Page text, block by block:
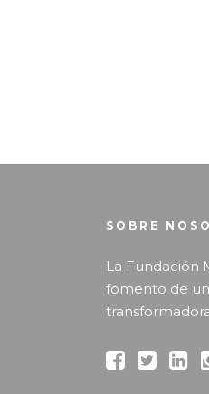
SOBRE
La Fundación
fomento de